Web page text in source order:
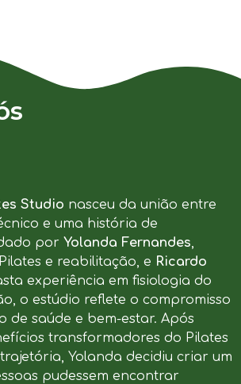
Studio nasceu da união entre
e uma história de
por Yolanda Fernandes,
e reabilitação, e Ricardo
experiência em fisiologia do
o estúdio reflete o compromisso
de saúde e bem-estar. Após
transformadores do Pilates
Yolanda decidiu criar um
pudessem encontrar